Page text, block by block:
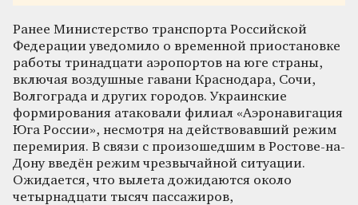
Ранее Министерство транспорта Российской
Федерации уведомило о временной приостановке
работы тринадцати аэропортов на юге страны,
включая воздушные гавани Краснодара, Сочи,
Волгограда и других городов. Украинские
формирования атаковали филиал «Аэронавигация
Юга России», несмотря на действовавший режим
перемирия. В связи с произошедшим в Ростове-на-
Дону введён режим чрезвычайной ситуации.
Ожидается, что вылета дожидаются около
четырнадцати тысяч пассажиров,